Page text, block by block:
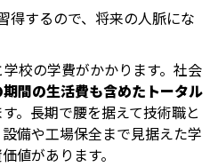
得するので、将来の人脈にな
校の学費がかかります。社会
期間の生活費も含めたトータル
。長期で腰を据えて技術職と
備や工場保全まで見据えた学
値があります。